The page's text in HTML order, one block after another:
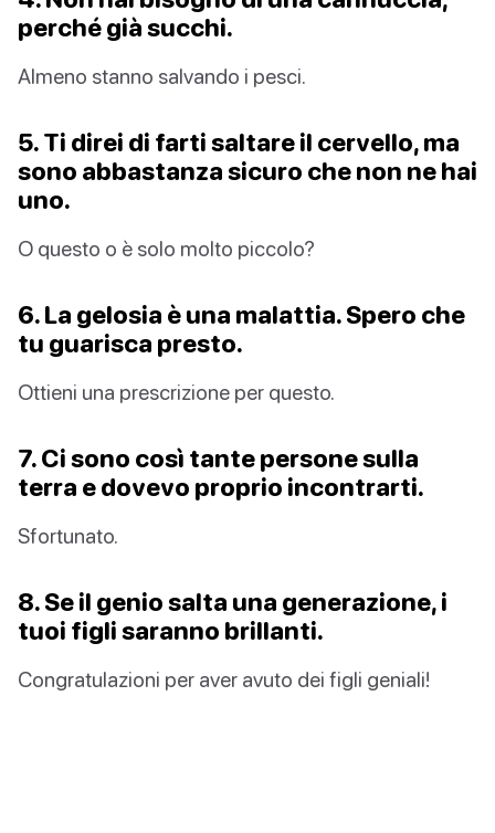
perché già succhi.
Almeno stanno salvando i pesci.
5. Ti direi di farti saltare il cervello, ma
sono abbastanza sicuro che non ne hai
uno.
O questo o è solo molto piccolo?
6. La gelosia è una malattia. Spero che
tu guarisca presto.
Ottieni una prescrizione per questo.
7. Ci sono così tante persone sulla
terra e dovevo proprio incontrarti.
Sfortunato.
8. Se il genio salta una generazione, i
tuoi figli saranno brillanti.
Congratulazioni per aver avuto dei figli geniali!